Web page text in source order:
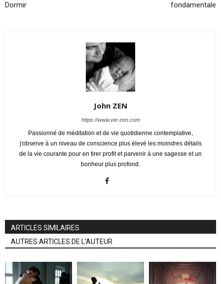
Dormir
fondamentale
John ZEN
https://www.vie-zen.com
Passionné de méditation et de vie quotidienne contemplative,
j'observe à un niveau de conscience plus élevé les moindres détails
de la vie courante pour en tirer profit et parvenir à une sagesse et un
bonheur plus profond.
ARTICLES SIMILAIRES
AUTRES ARTICLES DE L'AUTEUR